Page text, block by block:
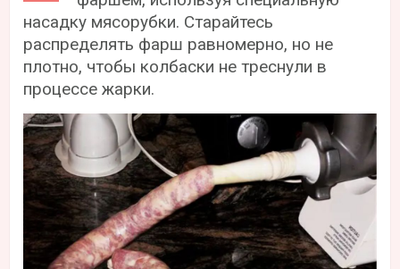
насадку мясорубки. Старайтесь
распределять фарш равномерно, но не
плотно, чтобы колбаски не треснули в
процессе жарки.